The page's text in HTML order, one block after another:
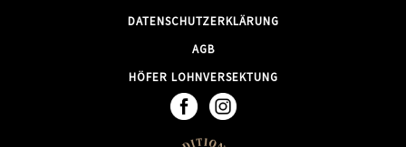
DATENSCHUTZERKLÄRUNG
AGB
HÖFER LOHNVERSEKTUNG